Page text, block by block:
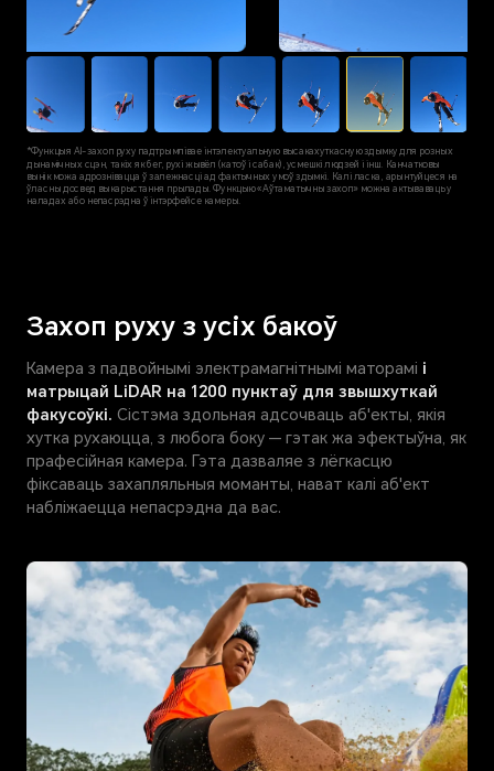
*Функцыя AI-захоп руху падтрымлівае інтэлектуальную высакахуткасную здымку для розных
дынамічных сцэн, такіх як бег, рухі жывёл (катоў і сабак), усмешкі людзей і інш. Канчатковы
вынік можа адрознiвацца ў залежнасці ад фактычных умоў здымкі. Калі ласка, арынтуйцеся на
ўласны досвед выкарыстання прылады. Функцыю «Аўтаматычны захоп» можна актываваць у
наладах або непасрэдна ў інтэрфейсе камеры.
Захоп руху з усiх бакоў
Камера з падвойнымі электрамагнітнымі маторамі і
матрыцай LiDAR на 1200 пунктаў для звышхуткай
факусоўкі. Сістэма здольная адсочваць аб'екты, якія
хутка рухаюцца, з любога боку — гэтак жа эфектыўна, як
прафесійная камера. Гэта дазваляе з лёгкасцю
фіксаваць захапляльныя моманты, нават калі аб'ект
набліжаецца непасрэдна да вас.